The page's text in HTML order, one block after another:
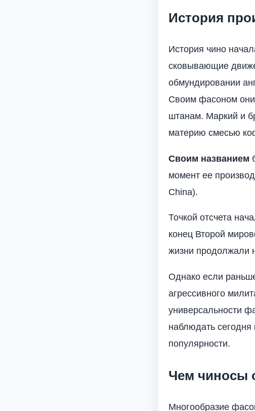
История
История чино
сковывающие
обмундировании
Своим фасоном
штанам. Маркий и
материю смесью
Своим названием
момент ее
Сhina).
Точкой отсчета
конец Второй
жизни продолжали
Однако если
агрессивного
универсальности
наблюдать сегодня
популярности.
Чем чиносы
Многообразие